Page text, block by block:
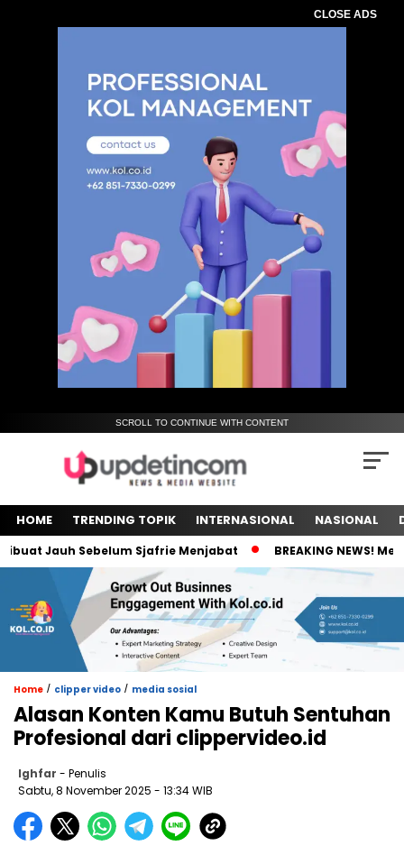
CLOSE ADS
SCROLL TO CONTINUE WITH CONTENT
HOME TRENDING TOPIK INTERNASIONAL NASIONAL
Jauh Sebelum Sjafrie Menjabat BREAKING NEWS! Meski
Home / clipper video / media sosial
Alasan Konten Kamu Butuh Sentuhan
Profesional dari clippervideo.id
Ighfar - Penulis
Sabtu, 8 November 2025 - 13:34 WIB